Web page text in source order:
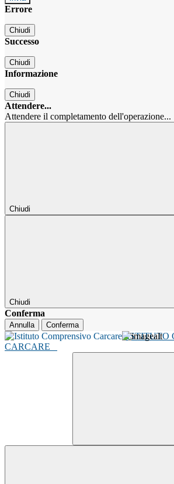
Errore
Chiudi
Successo
Chiudi
Informazione
Chiudi
Attendere...
Attendere il completamento dell'operazione...
Chiudi
Chiudi
Conferma
Annulla Conferma
ISTITUTO
CARCARE